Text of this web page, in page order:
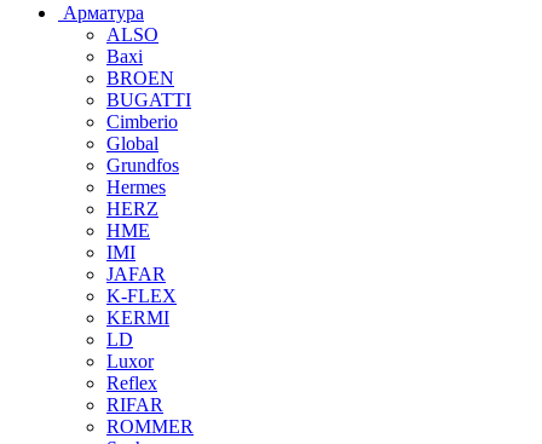
Арматура
ALSO
Baxi
BROEN
BUGATTI
Cimberio
Global
Grundfos
Hermes
HERZ
HME
IMI
JAFAR
K-FLEX
KERMI
LD
Luxor
Reflex
RIFAR
ROMMER